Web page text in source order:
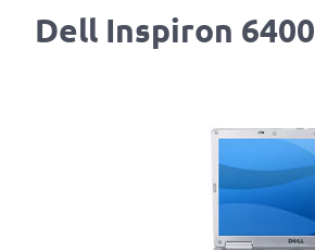
Dell Inspiron 6400